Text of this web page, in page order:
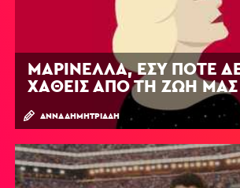
ΜΑΡΙΝΈΛΛΑ, ΕΣΎ ΠΟΤΈ
ΧΑΘΕΊΣ ΑΠΌ ΤΗ ΖΩΉ ΜΑΣ
ΆΝΝΑ ΔΗΜΗΤΡΙΆΔΗ